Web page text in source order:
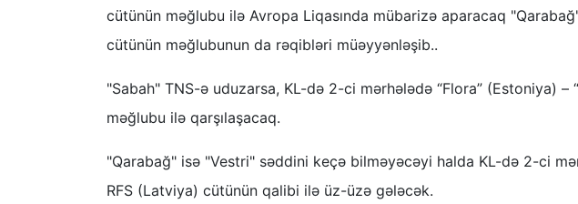
cütünün məğlubu ilə Avropa Liqasında mübarizə aparacaq
cütünün məğlubunun da rəqibləri müəyyənləşib..
"Sabah" TNS-ə uduzarsa, KL-də 2-ci mərhələdə “Flora” (Estoniya) –
məğlubu ilə qarşılaşacaq.
"Qarabağ" isə "Vestri" səddini keçə bilməyəcəyi halda KL-də 2-ci
RFS (Latviya) cütünün qalibi ilə üz-üzə gələcək.